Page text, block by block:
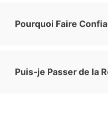
Pourquoi Faire
Puis-je Passer de la